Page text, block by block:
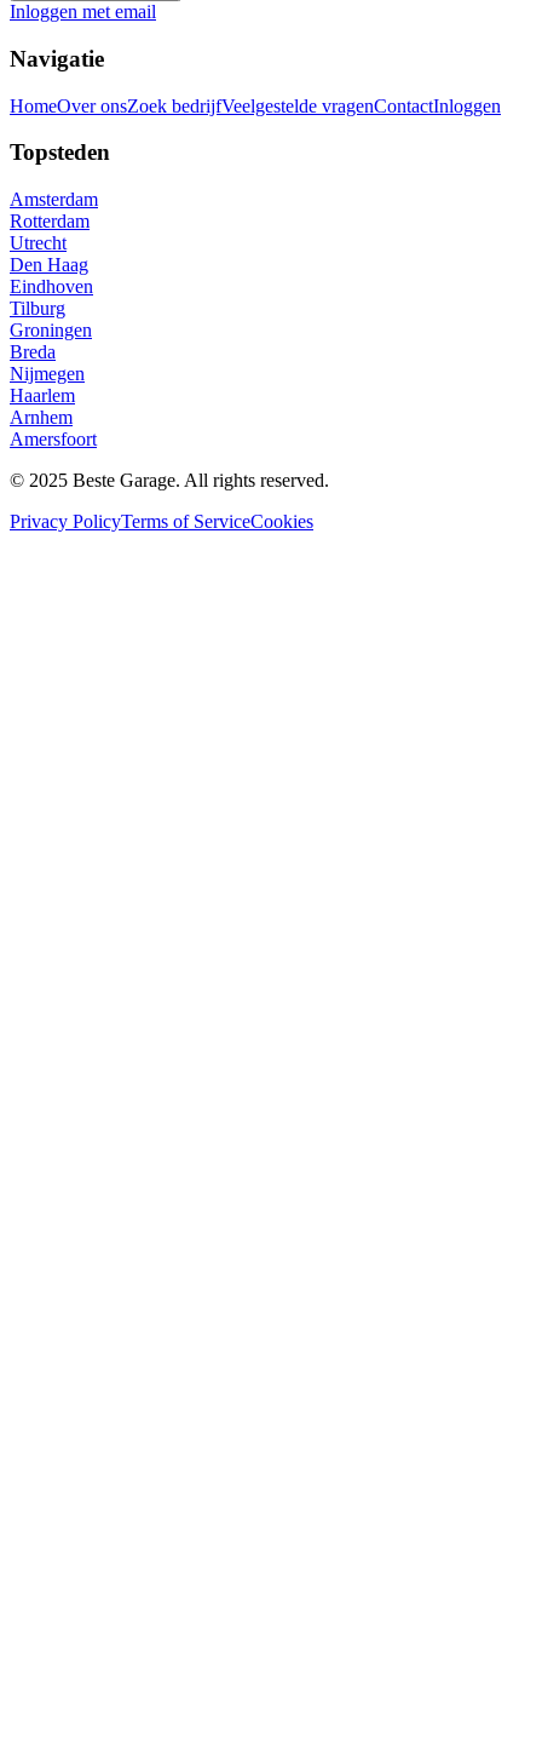
Inloggen met email
Navigatie
HomeOver onsZoek bedrijfVeelgestelde vragenContactInloggen
Topsteden
Amsterdam
Rotterdam
Utrecht
Den Haag
Eindhoven
Tilburg
Groningen
Breda
Nijmegen
Haarlem
Arnhem
Amersfoort
© 2025 Beste Garage. All rights reserved.
Privacy PolicyTerms of ServiceCookies